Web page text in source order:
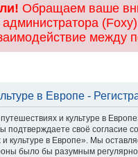
Обращаем ваше
между
в Европе -
и культуре в
подтверждаете своё согласие
культуре в Европе». Мы
было бы разумным